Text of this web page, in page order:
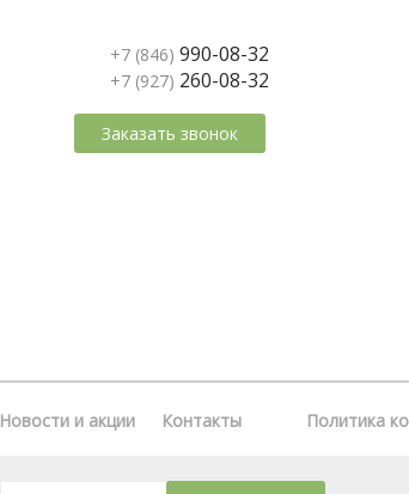
+7 (846) 990-08-32
+7 (927) 260-08-32
Заказать звонок
Новости и акции Контакты Политика